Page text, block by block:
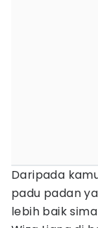
Daripada
padu padan
lebih baik